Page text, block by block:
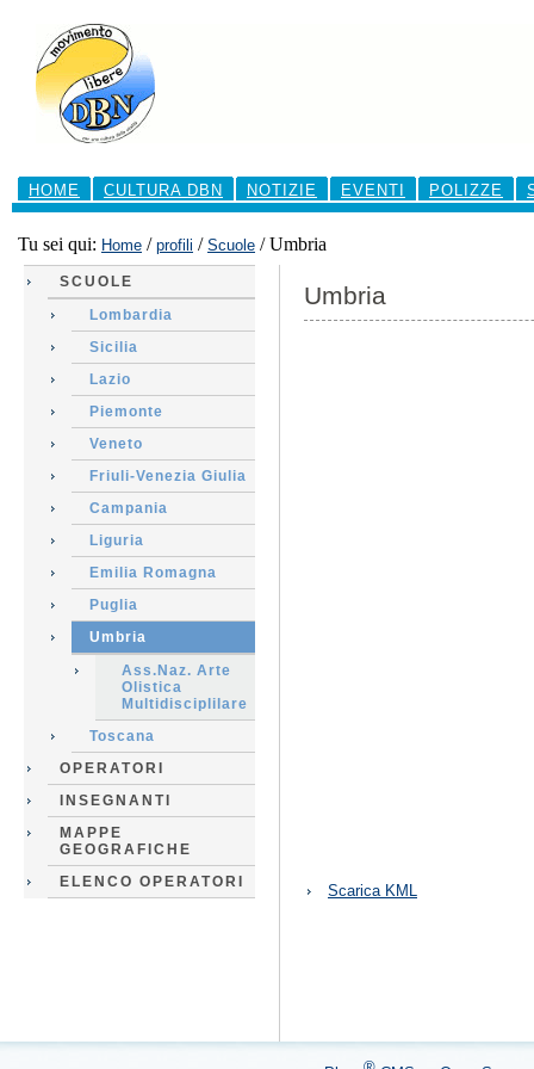
contenuti.
navigazione
Sezioni
HOME
CULTURA DBN NOTIZIE EVENTI POLIZZE
Tu sei qui: Home / profili / Scuole /Umbria
SCUOLE
Lombardia
Sicilia
Lazio
Piemonte
Veneto
Friuli-Venezia Giulia
Campania
Liguria
Emilia Romagna
Puglia
Umbria
Ass.Naz. Arte
Olistica
Multidisciplilare
Toscana
OPERATORI
INSEGNANTI
MAPPE
GEOGRAFICHE
ELENCO OPERATORI
Umbria
Azioni
sul
Scarica KML